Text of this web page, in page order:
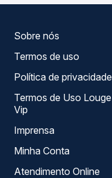
Sobre nós
Termos de uso
Política de privacidade
Termos de Uso Louge
Vip
Imprensa
Minha Conta
Atendimento Online